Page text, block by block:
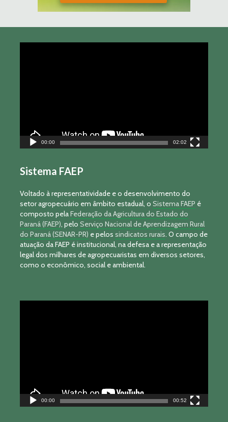
00:00 02:02
Sistema FAEP
Voltado à representatividade e o desenvolvimento do
setor agropecuário em âmbito estadual, o Sistema FAEP é
composto pelaFederação da Agricultura do Estado do
Paraná (FAEP), pelo Serviço Nacional de Aprendizagem Rural
do Paraná (SENAR-PR) e pelos sindicatos rurais. O campo de
atuação da FAEP é institucional, na defesa e a representação
legal dos milhares de agropecuaristas em diversos setores,
como o econômico, social e ambiental.
00:00 00:52